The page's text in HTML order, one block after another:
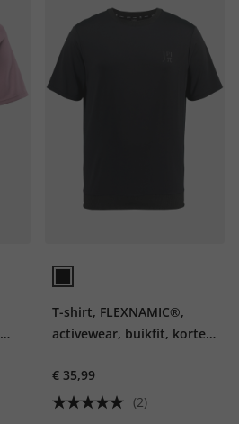
T-shirt, FLEXNAMIC®,
activewear, buikfit, korte
€ 35,99
(2)